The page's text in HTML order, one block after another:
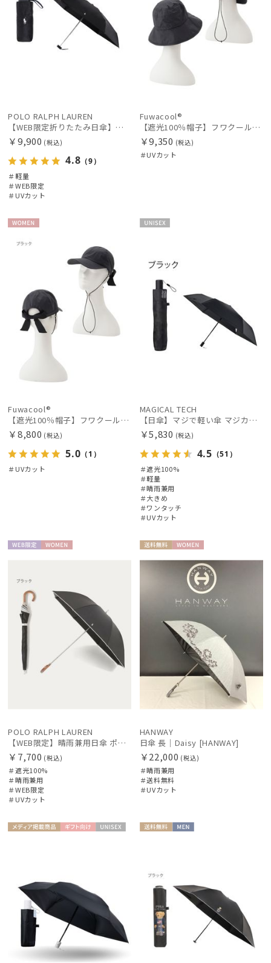
POLO RALPH LAUREN
【WEB限定折りたたみ日傘】ポロ ラルフ ローレン(POLO RALPH LAUREN)ワンポイントポロ刺繍×サコッシュ 遮光100% UV100%
￥9,900 (税込)
4.8 （9）
＃軽量
＃WEB限定
＃UVカット
Fuwacool®
【遮光100％帽子】フワクール® (Fuwacool®) UVハット 遮光100 UV100
￥9,350 (税込)
＃UVカット
Fuwacool®
【遮光100％帽子】フワクール® (Fuwacool®) バックリボンキャップ 遮光100 UV100
￥8,800 (税込)
5.0 （1）
＃UVカット
MAGICAL TECH
【日傘】マジで軽い傘 マジカルテックプロテクション(MAGICAL TECH PROTECTION) 58cm 晴雨兼用傘自動開閉折りたたみ日傘 一級遮光100% UV 軽量 機能性 大きめ 人気
￥5,830 (税込)
4.5 （51）
＃遮光100%
＃軽量
＃晴雨兼用
＃大きめ
＃ワンタッチ
＃UVカット
POLO RALPH LAUREN
【WEB限定】晴雨兼用日傘 ポロ ラルフ ローレン（POLO RALPH LAUREN）オーバーロック刺繍 遮光100 UV100
￥7,700 (税込)
＃遮光100%
＃晴雨兼用
＃WEB限定
＃UVカット
HANWAY
日傘 長｜Daisy [HANWAY]
￥22,000 (税込)
＃晴雨兼用
＃送料無料
＃UVカット